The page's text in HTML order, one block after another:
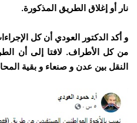
نار أو إغلاق الطريق المذكورة.
و أكد الدكتور العودي أن كل
من كل الأطراف. لافتا إلى أن
النقل بين عدن و صنعاء و بقية